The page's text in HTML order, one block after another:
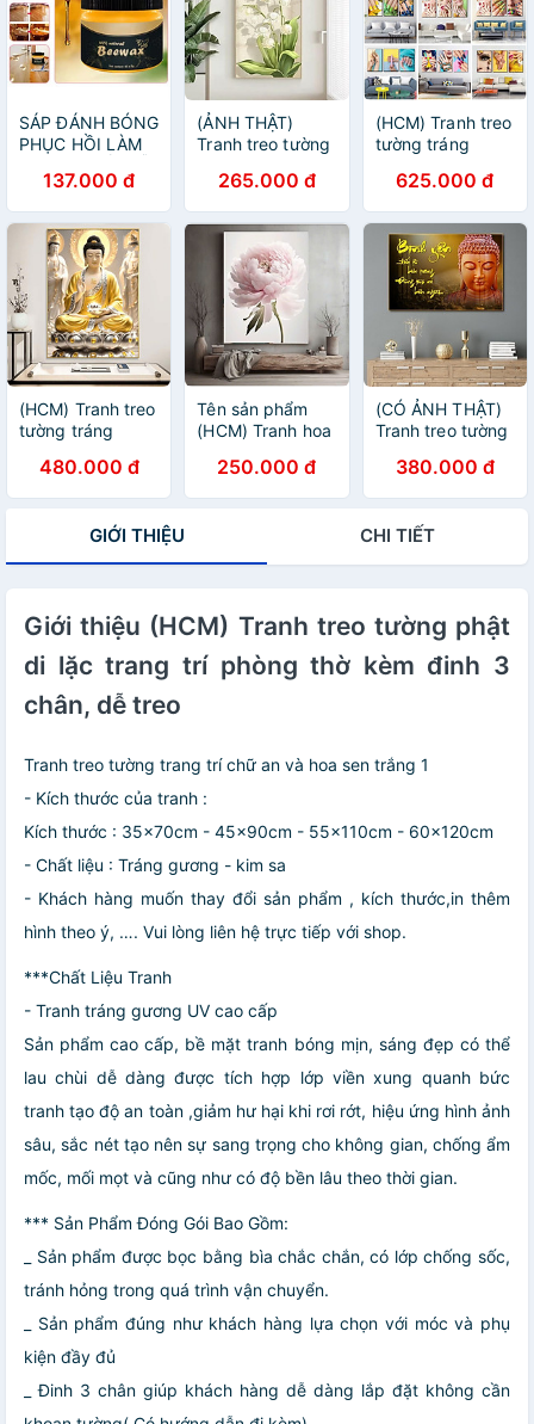
SÁP ĐÁNH BÓNG
PHỤC HỒI LÀM
HÀNG CHUẨN
137.000 đ
(ẢNH THẬT)
Tranh treo tường
bo viền vàng
kèm đinh treo
265.000 đ
(HCM) Tranh treo
tường tráng
tiệm nail kèm
đinh treo dễ treo
không cần khaon
tường
625.000 đ
(HCM) Tranh treo
tường tráng
2 trang trí phòng
thờ kèm đinh treo
480.000 đ
Tên sản phẩm
(HCM) Tranh hoa
tráng gương hoa
mẫu đơn trang trí
kèm đinh treo
250.000 đ
(CÓ ẢNH THẬT)
Tranh treo tường
phòng khách
phòng thờ hình
380.000 đ
GIỚI THIỆU CHI TIẾT
Giới thiệu (HCM) Tranh treo tường phật
di lặc trang trí phòng thờ kèm đinh 3
chân, dễ treo
Tranh treo tường trang trí chữ an và hoa sen trắng 1
- Kích thước của tranh :
Kích thước : 35x70cm - 45x90cm - 55x110cm - 60x120cm
- Chất liệu : Tráng gương - kim sa
- Khách hàng muốn thay đổi sản phẩm , kích thước,in thêm
hình theo ý, …. Vui lòng liên hệ trực tiếp với shop.
***Chất Liệu Tranh
- Tranh tráng gương UV cao cấp
Sản phẩm cao cấp, bề mặt tranh bóng mịn, sáng đẹp có thể
lau chùi dễ dàng được tích hợp lớp viền xung quanh bức
tranh tạo độ an toàn ,giảm hư hại khi rơi rớt, hiệu ứng hình ảnh
sâu, sắc nét tạo nên sự sang trọng cho không gian, chống ẩm
mốc, mối mọt và cũng như có độ bền lâu theo thời gian.
*** Sản Phẩm Đóng Gói Bao Gồm:
_ Sản phẩm được bọc bằng bìa chắc chắn, có lớp chống sốc,
tránh hỏng trong quá trình vận chuyển.
_ Sản phẩm đúng như khách hàng lựa chọn với móc và phụ
kiện đầy đủ
_ Đinh 3 chân giúp khách hàng dễ dàng lắp đặt không cần